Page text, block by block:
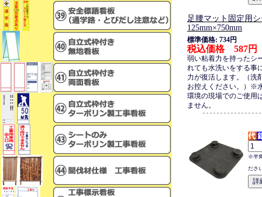
足腰マット固定用
125mm×750mm
標準価格: 734円
税込価格 587円
弱い粘着力を持ったシ
れても水洗いをする事
力が復活します。（洗
お控えください。）※
環境の現場でのご使用
ません。
※半
ださ